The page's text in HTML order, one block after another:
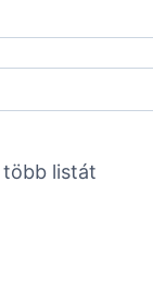
több listát